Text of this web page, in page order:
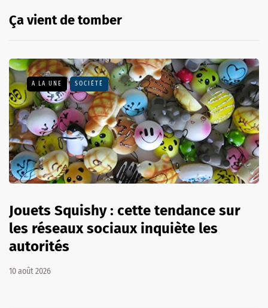
Ça vient de tomber
A LA UNE SOCIÉTÉ
Jouets Squishy : cette tendance sur
les réseaux sociaux inquiète les
autorités
10 août 2026